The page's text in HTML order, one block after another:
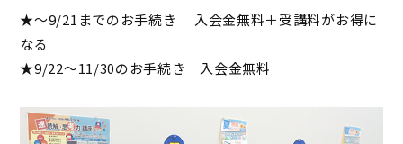
★～9/21までのお手続き 入会金無料＋受講料がお得に
なる
★9/22～11/30のお手続き 入会金無料